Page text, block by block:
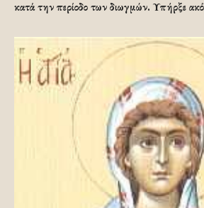
κατά την περίοδο των διωγμών. Υπήρξε